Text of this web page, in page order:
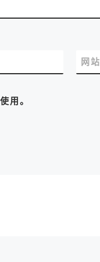
网
用。